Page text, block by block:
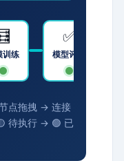
训练
✅
模型评估
点拖拽 → 连接
待执行 → 🟢 已